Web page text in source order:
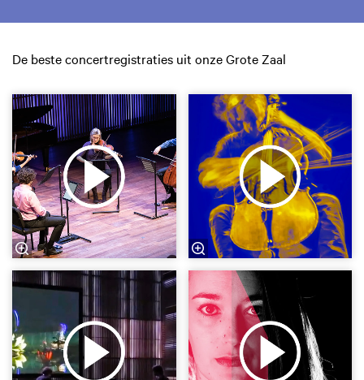
De beste concertregistraties uit onze Grote Zaal